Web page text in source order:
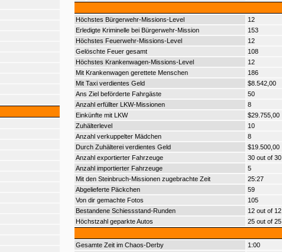
Höchstes Bürgerwehr-Missions-Level
12
Erledigte Kriminelle bei Bürgerwehr-Mission
153
Höchstes Feuerwehr-Missions-Level
12
Gelöschte Feuer gesamt
108
Höchstes Krankenwagen-Missions-Level
12
Mit Krankenwagen gerettete Menschen
186
Mit Taxi verdientes Geld
$8.542,00
Ans Ziel beförderte Fahrgäste
50
Anzahl erfüllter LKW-Missionen
8
Einkünfte mit LKW
$29.755,00
Zuhälterlevel
10
Anzahl verkuppelter Mädchen
8
Durch Zuhälterei verdientes Geld
$19.500,00
Anzahl exportierter Fahrzeuge
30 out of 30
Anzahl importierter Fahrzeuge
5
Mit den Steinbruch-Missionen zugebrachte Zeit
25:27
Abgelieferte Päckchen
59
Von dir gemachte Fotos
105
Bestandene Schiessstand-Runden
12 out of 12
Höchstzahl geparkte Autos
25 out of 25
Gesamte Zeit im Chaos-Derby
1:00